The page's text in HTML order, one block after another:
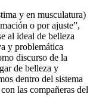
y en musculatura)
o por ajuste”,
al ideal de belleza
y problemática
discurso de la
de belleza y
dentro del sistema
las compañeras del